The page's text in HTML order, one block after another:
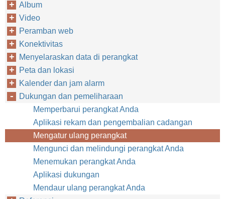
Album
Video
Peramban web
Konektivitas
Menyelaraskan data di perangkat
Peta dan lokasi
Kalender dan jam alarm
Dukungan dan pemeliharaan
Memperbarui perangkat Anda
Aplikasi rekam dan pengembalian cadangan
Mengatur ulang perangkat
Mengunci dan melindungi perangkat Anda
Menemukan perangkat Anda
Aplikasi dukungan
Mendaur ulang perangkat Anda